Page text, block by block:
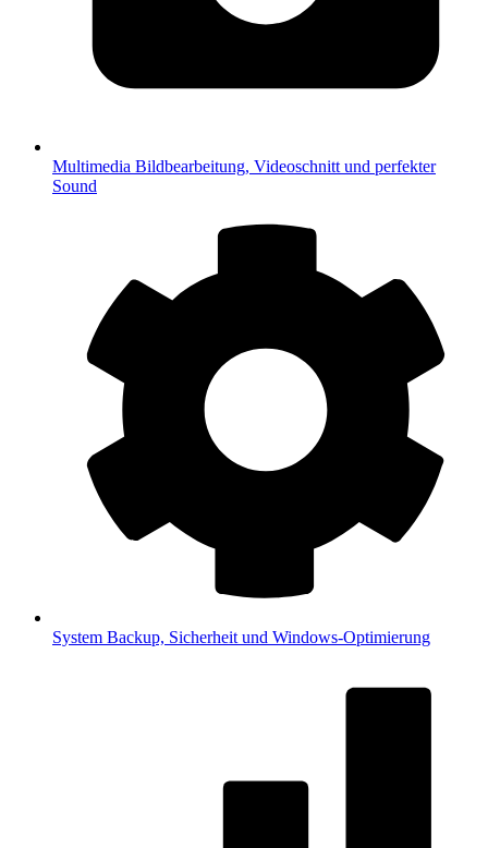
Multimedia Bildbearbeitung, Videoschnitt und perfekter
Sound
System Backup, Sicherheit und Windows-Optimierung